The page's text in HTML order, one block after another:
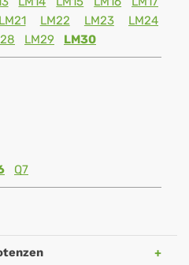
LM21 LM22 LM23
LM24
LM29 LM30
Q7